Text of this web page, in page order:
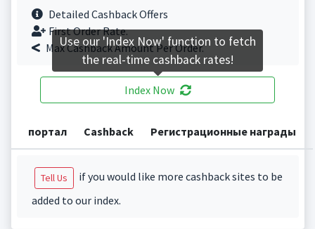
Detailed Cashback Offers
First Order Rate.
Max Cashback Amount Per Order.
Index Now
портал Cashback Регистрационные награды
Tell Us
if you would like more cashback sites to be
added to our index.
Use our 'Index Now' function to fetch
the real-time cashback rates!